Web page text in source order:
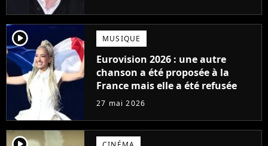
player2 MUSIQUE
Eurovision 2026 : une autre
chanson a été proposée à la
France mais elle a été refusée
27 mai 2026